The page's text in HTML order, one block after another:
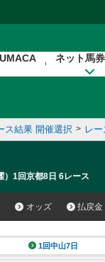
ネット馬
ス結果 開催選択 > レ
1回京都8日 6レース
オッズ 払戻金
1回中山7日